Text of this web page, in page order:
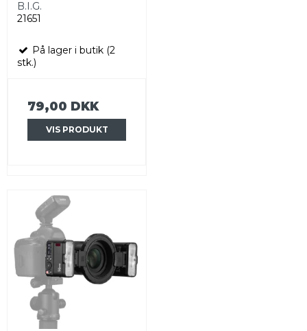
B.I.G.
21651
På lager i butik (2
stk.)
79,00 DKK
VIS PRODUKT